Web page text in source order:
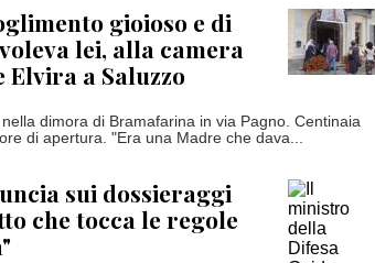
gioioso e di
lei, alla camera
a Saluzzo
dimora di Bramafarina in via Pagno. Centinaia
di apertura. "Era una Madre che dava...
sui dossieraggi
che tocca le regole